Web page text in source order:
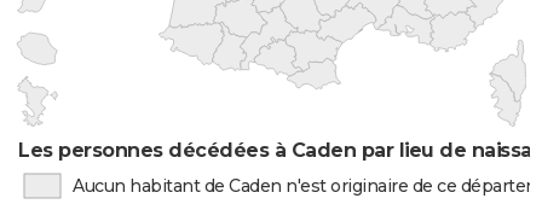
Les personnes décédées à Caden par lieu de
Aucun habitant de Caden n'est originaire de ce